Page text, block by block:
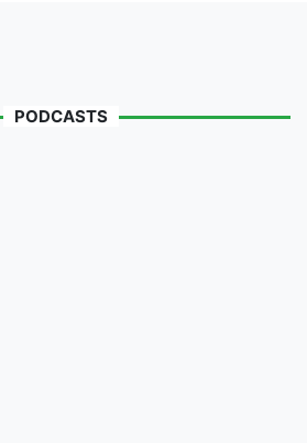
PODCASTS